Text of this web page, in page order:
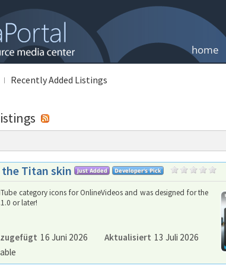
home
Recently Added Listings
Titan skin
category icons for OnlineVideos and was designed for the
or later!
16 Juni 2026 Aktualisiert 13 Juli 2026